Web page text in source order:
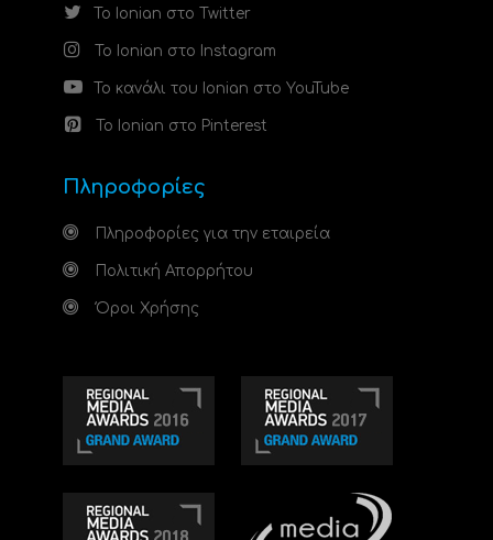
Το Ionian στο Twitter
Το Ionian στο Instagram
Το κανάλι του Ionian στο YouTube
Το Ionian στο Pinterest
Πληροφορίες
Πληροφορίες για την εταιρεία
Πολιτική Απορρήτου
Όροι Χρήσης